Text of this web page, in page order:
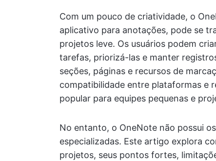
Com um pouco de criatividade, o
aplicativo para anotações, pode se
projetos leve. Os usuários podem
tarefas, priorizá-las e manter
seções, páginas e recursos de
compatibilidade entre plataformas e
popular para equipes pequenas e
No entanto, o OneNote não possui
especializadas. Este artigo explora
projetos, seus pontos fortes,